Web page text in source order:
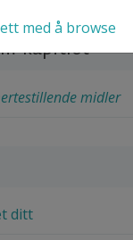
kapitlet
midler
ditt
med å browse